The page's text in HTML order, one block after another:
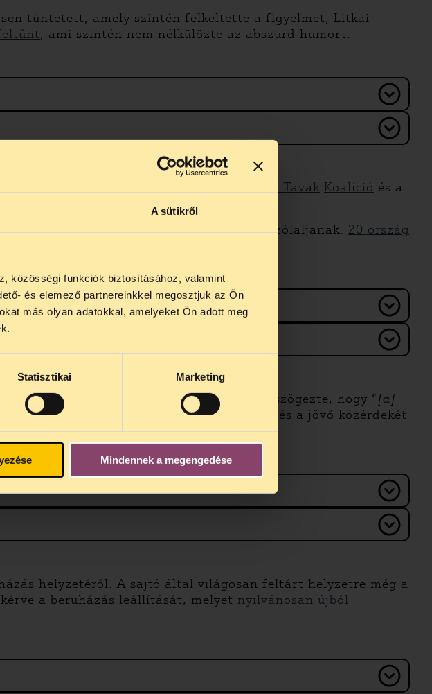
A sütikről
közösségi funkciók biztosításához, valamint
és elemező partnereinkkel megosztjuk az Ön
más olyan adatokkal, amelyeket Ön adott meg
Statisztikai Marketing
Mindennek a megengedése
tüntetett, amely szintén felkeltette a figyelmet, Litkai
, ami szintén nem nélkülözte az abszurd humort.
nagy tavak védelmére alakult Nagy Tavak Koalíció és a
és az ismeretterjesztésre is.
volt, hogy más országok is felszólaljanak. 20 ország
figyelemfelhívást tett közzé , amiben leszögezte, hogy “[a]
szerint nem írhatják felül a jelen és a jövő közérdekét
helyzetéről. A sajtó által világosan feltárt helyzetre még a
a beruházás leállítását, melyet nyilvánosan újból
jogsegélyünk július 27 és
jogsegély
augusztus 25-én